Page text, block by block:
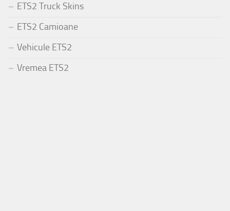
ETS2 Truck Skins
ETS2 Camioane
Vehicule ETS2
Vremea ETS2